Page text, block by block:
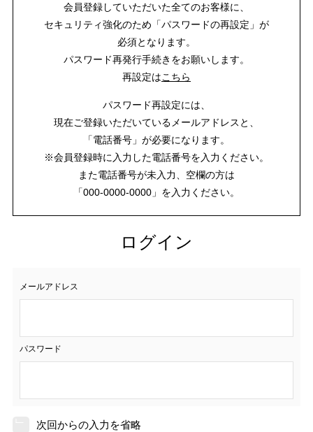
会員登録していただいた全てのお客様に、
セキュリティ強化のため「パスワードの再設定」が
必須となります。
パスワード再発行手続きをお願いします。
再設定はこちら
パスワード再設定には、
現在ご登録いただいているメールアドレスと、
「電話番号」が必要になります。
※会員登録時に入力した電話番号を入力ください。
また電話番号が未入力、空欄の方は
「000-0000-0000」を入力ください。
ログイン
メールアドレス
パスワード
次回からの入力を省略